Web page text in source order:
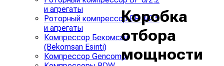
и агрегаты
Роторный компрессор ВР 8/2.5
и агрегаты
Компрессор Бекомсан
(Bekomsan Esinti)
Компрессор Gencomp
Коробка
отбора
мощности